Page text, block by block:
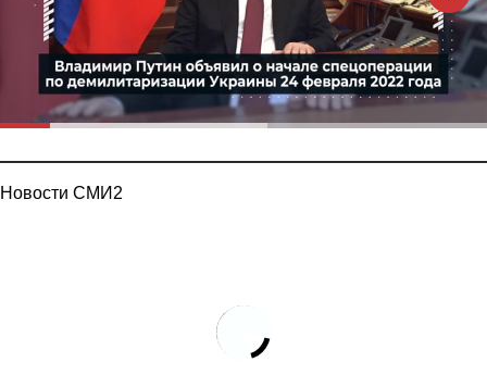
Новости СМИ2